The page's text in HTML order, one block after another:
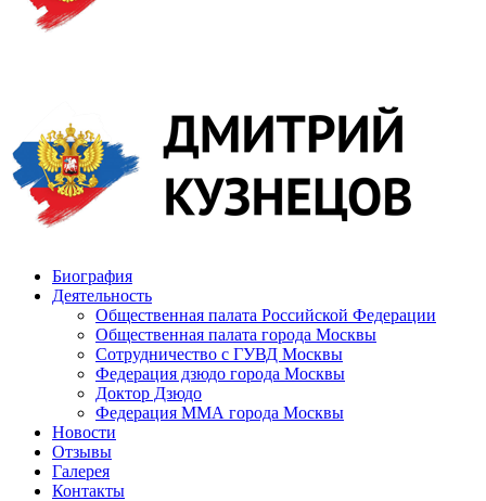
Биография
Деятельность
Общественная палата Российской Федерации
Общественная палата города Москвы
Сотрудничество с ГУВД Москвы
Федерация дзюдо города Москвы
Доктор Дзюдо
Федерация ММА города Москвы
Новости
Отзывы
Галерея
Контакты